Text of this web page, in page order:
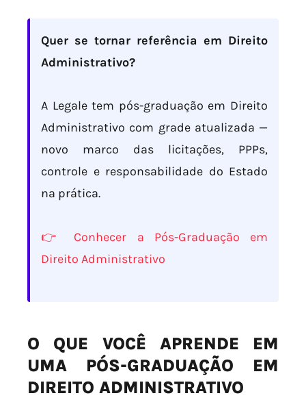
Quer se tornar referência em Direito
Administrativo?
A Legale tem pós-graduação em Direito
Administrativo com grade atualizada —
novo marco das licitações, PPPs,
controle e responsabilidade do Estado
na prática.
👉 Conhecer a Pós-Graduação em
Direito Administrativo
O QUE VOCÊ APRENDE EM
UMA PÓS-GRADUAÇÃO EM
DIREITO ADMINISTRATIVO